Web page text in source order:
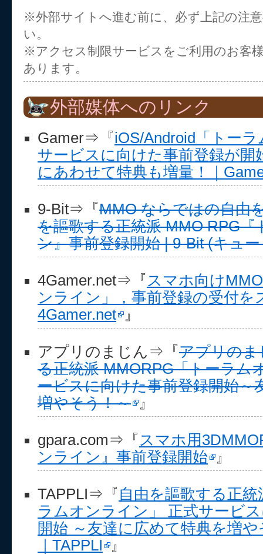
※外部サイトへ進む前に、必ず上記の注
い。
※アクセス制限サービスをご利用のお客
あります。
外部媒体へのリンク
Gamer⇒『iOS/Android「トー
サービスに向けた事前登録が
にあわせて特典も増量！｜
9-Bit⇒『MMO ならではの自由
を謳歌する正統派 MMO RPG
ン』事前登録開始 | 9-Bit (キュ
4Gamer.net⇒『 スマホ向け
ンライン」，事前登録の受付を
4Gamer.net
』
アプリのまじん⇒『アプリのま
る正統派 MMORPG「トーラム
ービスに向けた事前登録開始～
増やそう！～
』
gpara.com⇒『 スマホ用
ンライン』事前登録開始
』
TAPPLI⇒『 自由を謳歌する正
ラムオンライン」 正式サービ
開始 ～友達に広めて特典を増
｜TAPPLI
』